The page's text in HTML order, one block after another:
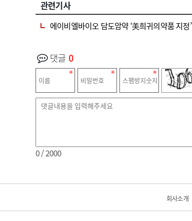
관련기사
에이비엘바이오 담도암약 ‘美희귀의약품 지정’
댓글 0
0/ 2000
회사소개